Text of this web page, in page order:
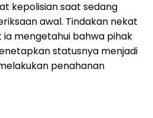
kepolisian saat sedang
awal. Tindakan nekat
mengetahui bahwa pihak
statusnya menjadi
penahanan